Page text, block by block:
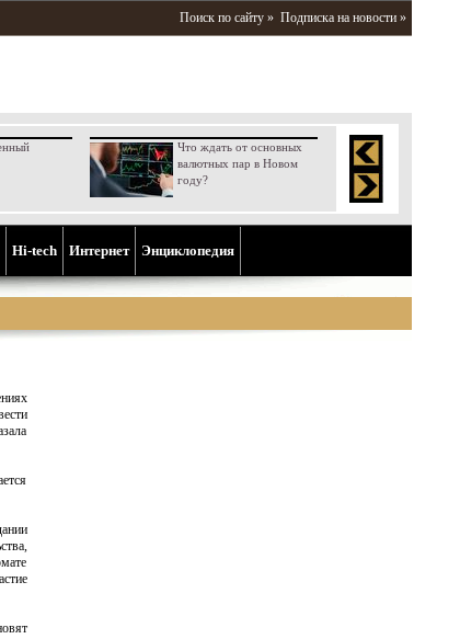
Поиск по сайту » Подписка на новости »
Что ждать от основных
валютных пар в Новом
году?
Hi-tech Интернет Энциклопедия